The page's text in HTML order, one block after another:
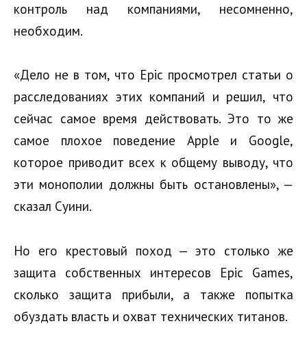
контроль над компаниями, несомненно,
необходим.
«Дело не в том, что Epic просмотрел статьи о
расследованиях этих компаний и решил, что
сейчас самое время действовать. Это то же
самое плохое поведение Apple и Google,
которое приводит всех к общему выводу, что
эти монополии должны быть остановлены», —
сказал Суини.
Но его крестовый поход — это столько же
защита собственных интересов Epic Games,
сколько защита прибыли, а также попытка
обуздать власть и охват технических титанов.